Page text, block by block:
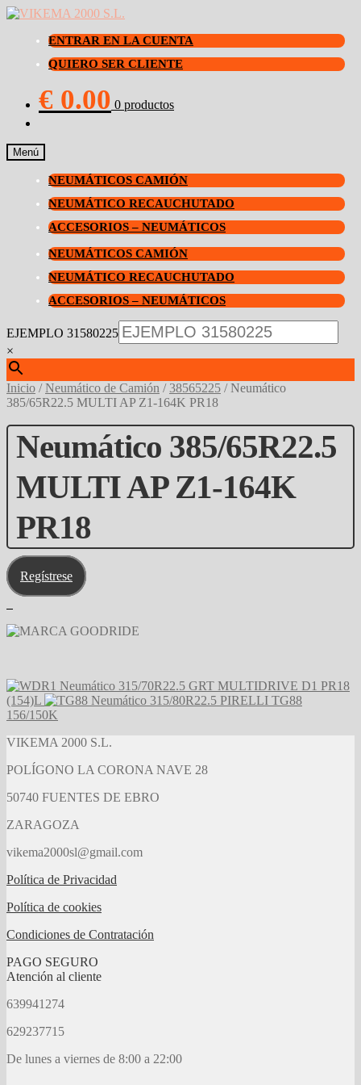
ENTRAR EN LA CUENTA
QUIERO SER CLIENTE
€ 0.00 0 productos
Menú
NEUMÁTICOS CAMIÓN
NEUMÁTICO RECAUCHUTADO
ACCESORIOS – NEUMÁTICOS
NEUMÁTICOS CAMIÓN
NEUMÁTICO RECAUCHUTADO
ACCESORIOS – NEUMÁTICOS
EJEMPLO 31580225
×
Inicio /Neumático de Camión / 38565225 /Neumático
385/65R22.5 MULTI AP Z1-164K PR18
Neumático 385/65R22.5
MULTI AP Z1-164K
PR18
Regístrese
Neumático 315/70R22.5 GRT MULTIDRIVE D1 PR18
(154)L
Neumático 315/80R22.5 PIRELLI TG88
156/150K
VIKEMA 2000 S.L.
POLÍGONO LA CORONA NAVE 28
50740 FUENTES DE EBRO
ZARAGOZA
vikema2000sl@gmail.com
Política de Privacidad
Política de cookies
Condiciones de Contratación
PAGO SEGURO
Atención al cliente
639941274
629237715
De lunes a viernes de 8:00 a 22:00